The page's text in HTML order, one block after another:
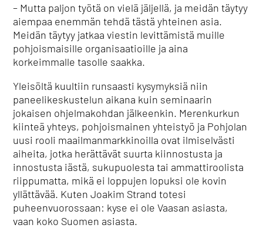
– Mutta paljon työtä on vielä jäljellä, ja meidän täytyy
aiempaa enemmän tehdä tästä yhteinen asia.
Meidän täytyy jatkaa viestin levittämistä muille
pohjoismaisille organisaatioille ja aina
korkeimmalle tasolle saakka.
Yleisöltä kuultiin runsaasti kysymyksiä niin
paneelikeskustelun aikana kuin seminaarin
jokaisen ohjelmakohdan jälkeenkin. Merenkurkun
kiinteä yhteys, pohjoismainen yhteistyö ja Pohjolan
uusi rooli maailmanmarkkinoilla ovat ilmiselvästi
aiheita, jotka herättävät suurta kiinnostusta ja
innostusta iästä, sukupuolesta tai ammattiroolista
riippumatta, mikä ei loppujen lopuksi ole kovin
yllättävää. Kuten Joakim Strand totesi
puheenvuorossaan: kyse ei ole Vaasan asiasta,
vaan koko Suomen asiasta.